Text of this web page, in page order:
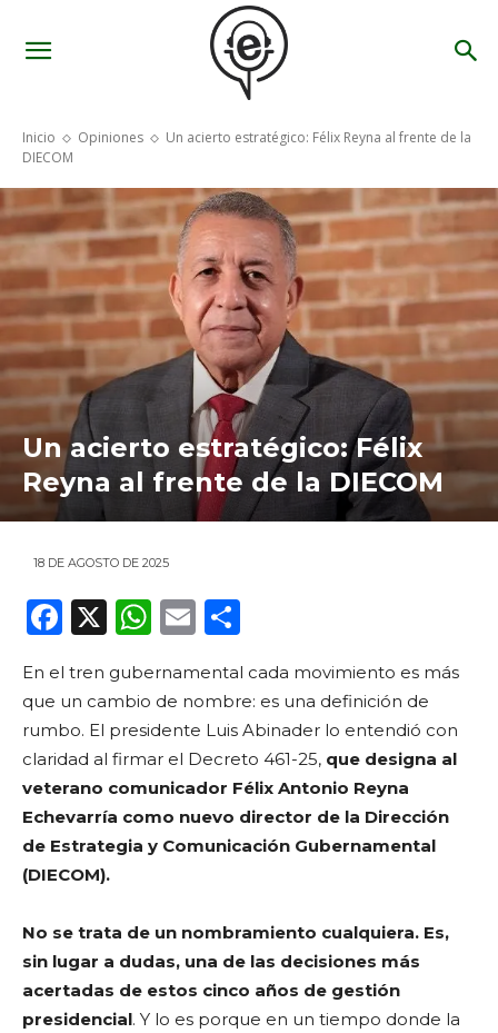
Inicio Opiniones
Un acierto estratégico: Félix Reyna al frente de la
DIECOM
Un acierto estratégico: Félix
Reyna al frente de la DIECOM
18 DE AGOSTO DE 2025
F
c
e
b
o
o
k
X
W
a
ts
A
p
p
E
ai
l
m
p
ar
ti
r
En el tren gubernamental cada movimiento es más
que un cambio de nombre: es una definición de
rumbo. El presidente Luis Abinader lo entendió con
claridad al firmar el Decreto 461-25, que designa al
veterano comunicador Félix Antonio Reyna
Echevarría como nuevo director de la Dirección
de Estrategia y Comunicación Gubernamental
(DIECOM).
No se trata de un nombramiento cualquiera. Es,
sin lugar a dudas, una de las decisiones más
acertadas de estos cinco años de gestión
presidencial. Y lo es porque en un tiempo donde la